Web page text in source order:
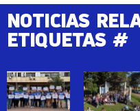
NOTICIAS
ETIQUETAS #